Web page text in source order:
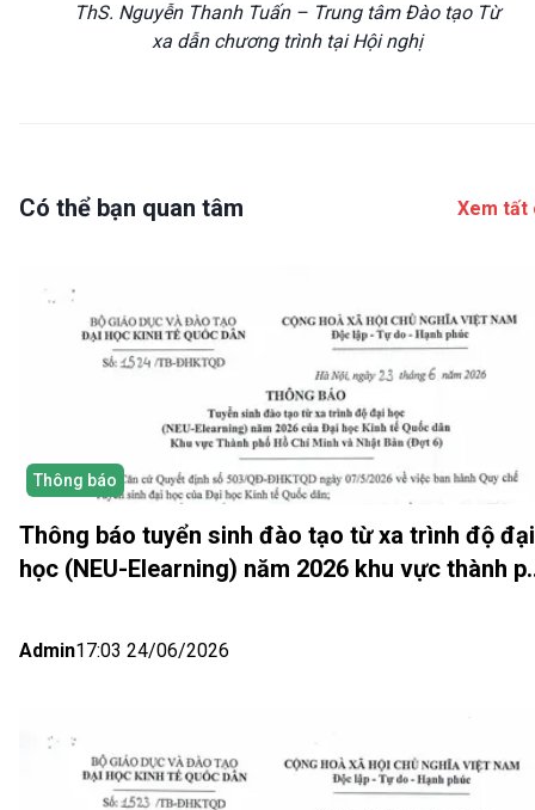
ThS. Nguyễn Thanh Tuấn – Trung tâm Đào tạo Từ
xa dẫn chương trình tại Hội nghị
Có thể bạn quan tâm Xem tất
Thông báo
Thông báo tuyển sinh đào tạo từ xa trình độ đại
học (NEU-Elearning) năm 2026 khu vực thành
Admin17:03 24/06/2026